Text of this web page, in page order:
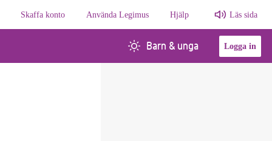
Skaffa konto Använda Legimus Hjälp Läs sida
Barn & unga Logga in